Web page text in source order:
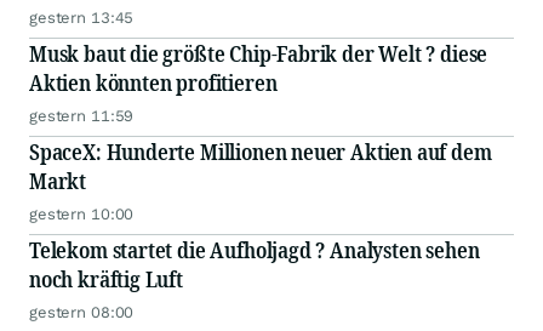
gestern 13:45
Musk baut die größte Chip-Fabrik der Welt ? diese
Aktien könnten profitieren
gestern 11:59
SpaceX: Hunderte Millionen neuer Aktien auf dem
Markt
gestern 10:00
Telekom startet die Aufholjagd ? Analysten sehen
noch kräftig Luft
gestern 08:00